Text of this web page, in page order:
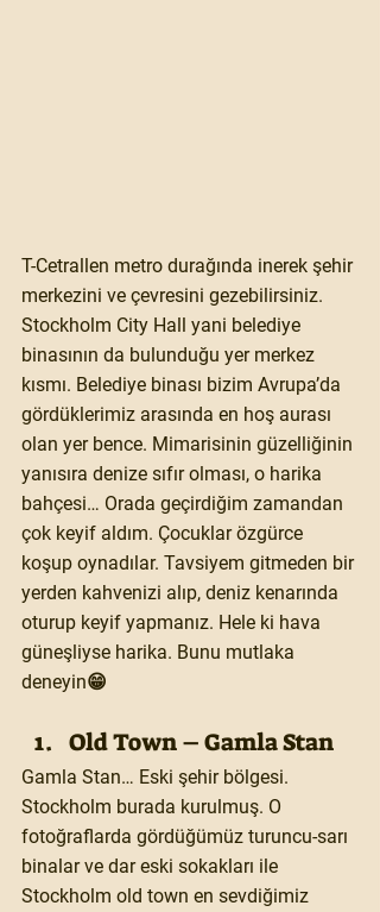
T-Cetrallen metro durağında inerek şehir
merkezini ve çevresini gezebilirsiniz.
Stockholm City Hall yani belediye
binasının da bulunduğu yer merkez
kısmı. Belediye binası bizim Avrupa’da
gördüklerimiz arasında en hoş aurası
olan yer bence. Mimarisinin güzelliğinin
yanısıra denize sıfır olması, o harika
bahçesi… Orada geçirdiğim zamandan
çok keyif aldım. Çocuklar özgürce
koşup oynadılar. Tavsiyem gitmeden bir
yerden kahvenizi alıp, deniz kenarında
oturup keyif yapmanız. Hele ki hava
güneşliyse harika. Bunu mutlaka
deneyin😁
Old Town – Gamla Stan
Gamla Stan… Eski şehir bölgesi.
Stockholm burada kurulmuş. O
fotoğraflarda gördüğümüz turuncu-sarı
binalar ve dar eski sokakları ile
Stockholm old town en sevdiğimiz